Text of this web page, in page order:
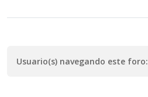
Usuario(s) navegando este foro: